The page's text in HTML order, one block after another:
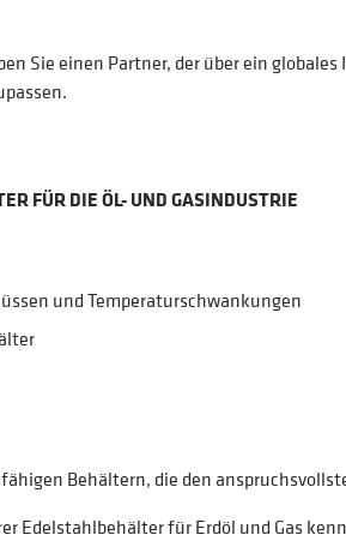
Sie einen Partner, der über ein
FÜR DIE ÖL- UND GASINDUSTRIE
und Temperaturschwankungen
Behältern, die den
Edelstahlbehälter für Erdöl und Gas